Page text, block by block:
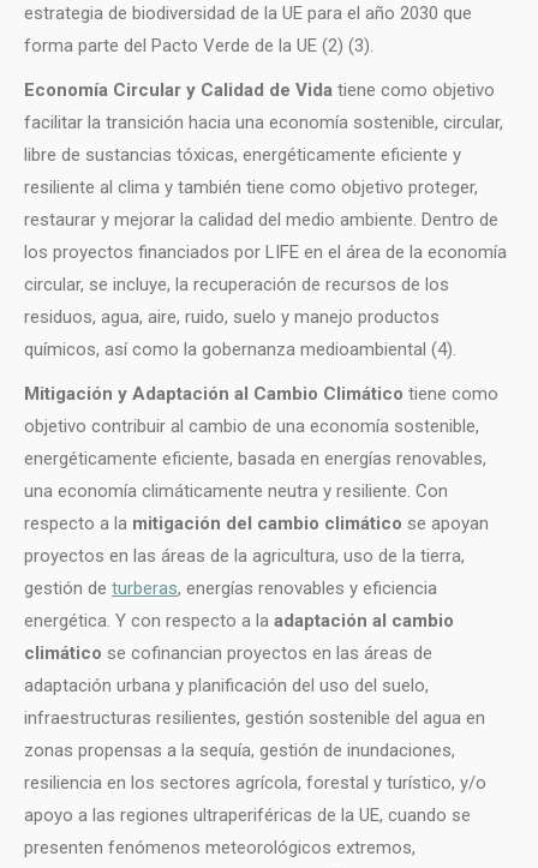
estrategia de biodiversidad de la UE para el año 2030 que
forma parte del Pacto Verde de la UE (2) (3).
Economía Circular y Calidad de Vida tiene como objetivo
facilitar la transición hacia una economía sostenible, circular,
libre de sustancias tóxicas, energéticamente eficiente y
resiliente al clima y también tiene como objetivo proteger,
restaurar y mejorar la calidad del medio ambiente. Dentro de
los proyectos financiados por LIFE en el área de la economía
circular, se incluye, la recuperación de recursos de los
residuos, agua, aire, ruido, suelo y manejo productos
químicos, así como la gobernanza medioambiental (4).
Mitigación y Adaptación al Cambio Climático tiene como
objetivo contribuir al cambio de una economía sostenible,
energéticamente eficiente, basada en energías renovables,
una economía climáticamente neutra y resiliente. Con
respecto a la mitigación del cambio climático se apoyan
proyectos en las áreas de la agricultura, uso de la tierra,
gestión de turberas, energías renovables y eficiencia
energética. Y con respecto a la adaptación al cambio
climático se cofinancian proyectos en las áreas de
adaptación urbana y planificación del uso del suelo,
infraestructuras resilientes, gestión sostenible del agua en
zonas propensas a la sequía, gestión de inundaciones,
resiliencia en los sectores agrícola, forestal y turístico, y/o
apoyo a las regiones ultraperiféricas de la UE, cuando se
presenten fenómenos meteorológicos extremos,